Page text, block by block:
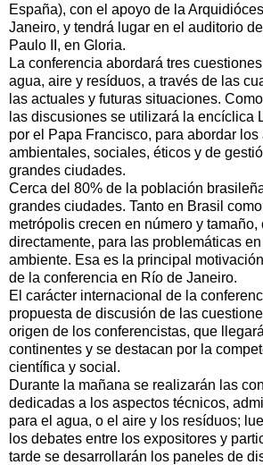
España), con el apoyo de la
Janeiro, y tendrá lugar en el auditorio
Paulo II, en Gloria.
La conferencia abordará tres
agua, aire y resíduos, a través de las
las actuales y futuras situaciones.
las discusiones se utilizará la encíclica
por el Papa Francisco, para abordar los
ambientales, sociales, éticos y de
grandes ciudades.
Cerca del 80% de la población
grandes ciudades. Tanto en Brasil
metrópolis crecen en número y tamaño,
directamente, para las problemáticas
ambiente. Esa es la principal
de la conferencia en Río de Janeiro.
El carácter internacional de la
propuesta de discusión de las
origen de los conferencistas, que
continentes y se destacan por la
científica y social.
Durante la mañana se realizarán las
dedicadas a los aspectos técnicos,
para el agua, o el aire y los resíduos;
los debates entre los expositores y
tarde se desarrollarán los paneles de